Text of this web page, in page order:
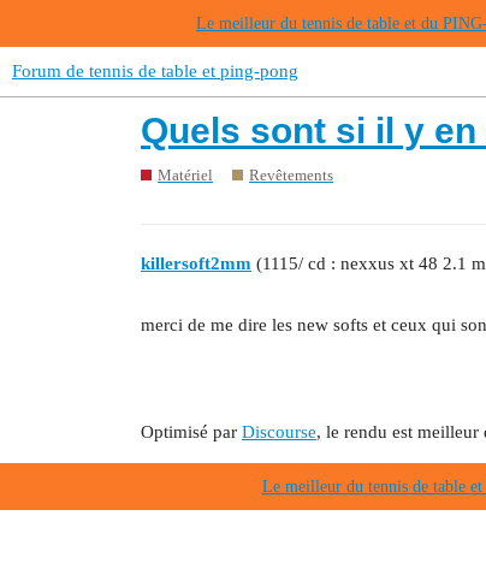
Le meilleur du tennis de table et du
Forum de tennis de table et ping-pong
Quels sont si il y
Matériel Revêtements
killersoft2mm (1115/ cd : nexxus xt 48 2.1
merci de me dire les new softs et ceux qui
Optimisé par Discourse, le rendu est meilleur
Le meilleur du tennis de table